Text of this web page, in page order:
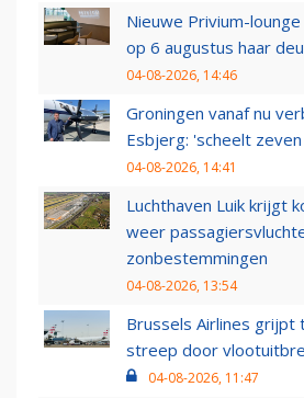
Nieuwe Privium-
op 6 augustus haar
04-08-2026, 14:46
Groningen vanaf nu
Esbjerg: 'scheelt
04-08-2026, 14:41
Luchthaven Luik krijgt
weer
zonbestemmingen
04-08-2026, 13:54
Brussels Airlines grijpt
streep door
04-08-2026, 11:47